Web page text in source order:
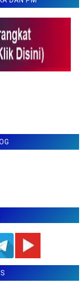
Cinta (KBC)
Juknis TPG Guru
Kesetaraan Pada
Tentang Juklak
2025